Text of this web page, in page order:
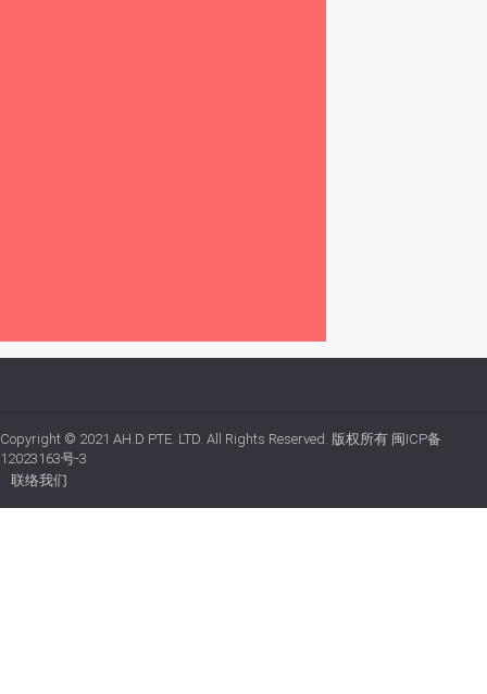
Copyright © 2021 AH.D PTE. LTD. All Rights Reserved. 版权所有 闽ICP备
12023163号-3
联络我们